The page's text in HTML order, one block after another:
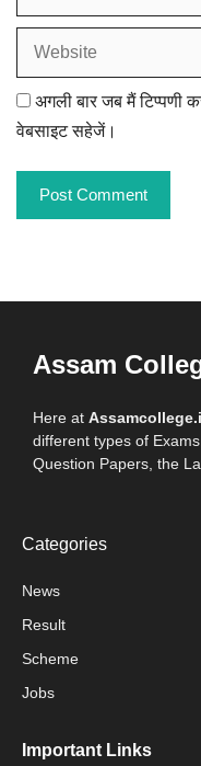
अगली बार जब मैं टिप्पणी
वेबसाइट सहेजें।
Assam
Here at
different types of
Question Papers, the
Categories
News
Result
Scheme
Jobs
Important Links